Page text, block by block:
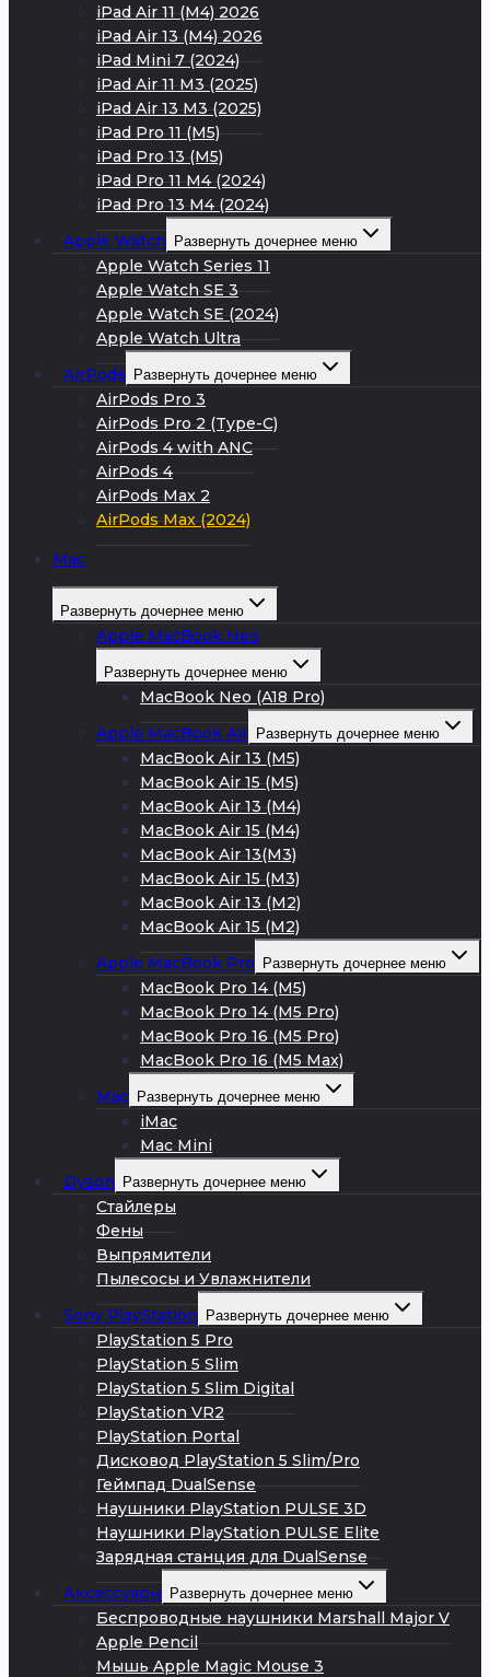
iPad Air 11 (M4) 2026
iPad Air 13 (M4) 2026
iPad Mini 7 (2024)
iPad Air 11 M3 (2025)
iPad Air 13 M3 (2025)
iPad Pro 11 (M5)
iPad Pro 13 (M5)
iPad Pro 11 M4 (2024)
iPad Pro 13 M4 (2024)
Apple Watch
Развернуть дочернее меню
Apple Watch Series 11
Apple Watch SE 3
Apple Watch SE (2024)
Apple Watch Ultra
AirPods
Развернуть дочернее меню
AirPods Pro 3
AirPods Pro 2 (Type-C)
AirPods 4 with ANC
AirPods 4
AirPods Max 2
AirPods Max (2024)
Mac
Развернуть дочернее меню
Apple MacBook Neo
Развернуть дочернее меню
MacBook Neo (A18 Pro)
Apple MacBook Air Развернуть дочернее меню
MacBook Air 13 (M5)
MacBook Air 15 (M5)
MacBook Air 13 (M4)
MacBook Air 15 (M4)
MacBook Air 13(M3)
MacBook Air 15 (M3)
MacBook Air 13 (M2)
MacBook Air 15 (M2)
Apple MacBook Pro
Развернуть дочернее меню
MacBook Pro 14 (M5)
MacBook Pro 14 (M5 Pro)
MacBook Pro 16 (M5 Pro)
MacBook Pro 16 (M5 Max)
Mac Развернуть дочернее меню
iMac
Mac Mini
Dyson
Развернуть дочернее меню
Стайлеры
Фены
Выпрямители
Пылесосы и Увлажнители
Sony PlayStation
Развернуть дочернее меню
PlayStation 5 Pro
PlayStation 5 Slim
PlayStation 5 Slim Digital
PlayStation VR2
PlayStation Portal
Дисковод PlayStation 5 Slim/Pro
Геймпад DualSense
Наушники PlayStation PULSE 3D
Наушники PlayStation PULSE Elite
Зарядная станция для DualSense
Аксессуары
Развернуть дочернее меню
Беспроводные наушники Marshall Major V
Apple Pencil
Мышь Apple Magic Mouse 3